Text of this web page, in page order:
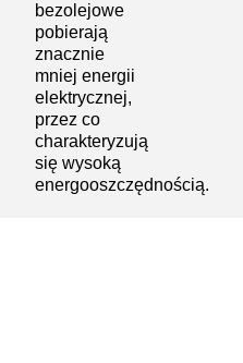
bezolejowe
pobierają
znacznie
mniej energii
elektrycznej,
przez co
charakteryzują
się wysoką
energooszczędnością.